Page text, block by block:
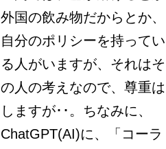
外国の飲み物だからとか、
自分のポリシーを持ってい
る人がいますが、それはそ
の人の考えなので、尊重は
しますが･･。ちなみに、
ChatGPT(AI)に、「コーラ